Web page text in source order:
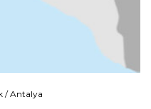
/ Antalya